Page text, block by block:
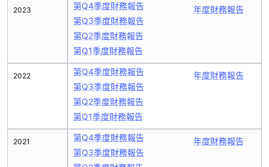
2023
2022
2021
第Q4季度財務報告
第Q3季度財務報告
第Q2季度財務報告
第Q1季度財務報告
年度財務報告
第Q4季度財務報告
第Q3季度財務報告
第Q2季度財務報告
第Q1季度財務報告
年度財務報告
第Q4季度財務報告
第Q3季度財務報告
年度財務報告